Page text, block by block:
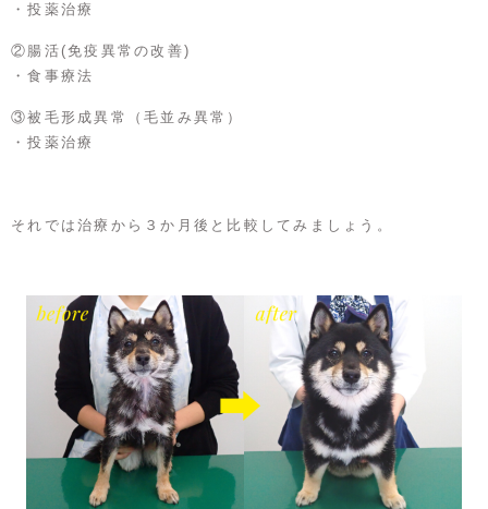
・投薬治療
②腸活(免疫異常の改善)
・食事療法
③被毛形成異常（毛並み異常）
・投薬治療
それでは治療から３か月後と比較してみましょう。